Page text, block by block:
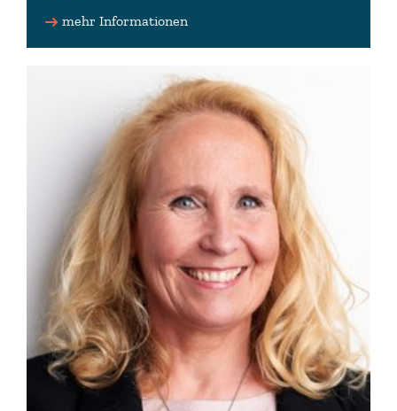
www.martina-machulla.de
mehr Informationen